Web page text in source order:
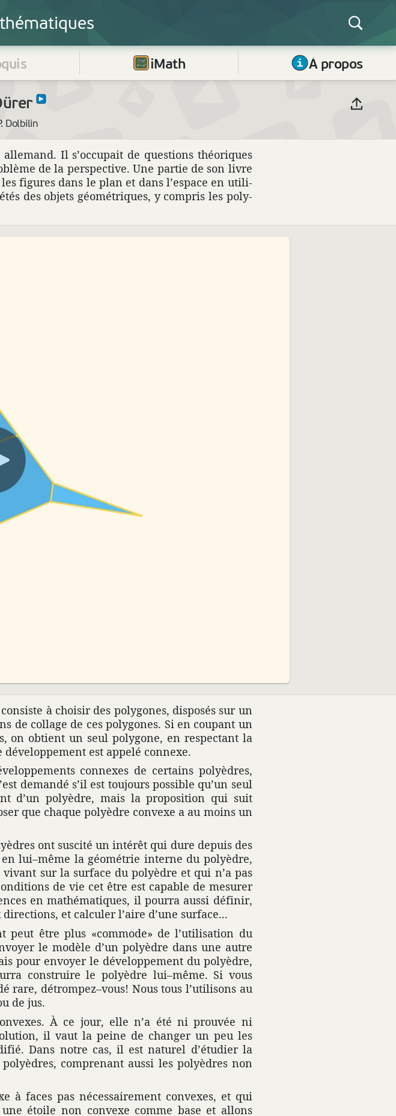
iMath À propos
Dolbilin
Il s’occu­pait de ques­tions théo­riques
de la pers­pec­tive. Une partie de son livre
figures dans le plan et dans l’espace en utili­
des objets géomé­triques, y compris les poly­
à choisir des poly­gones, disposés sur un
de collage de ces poly­gones. Si en coupant un
on obtient un seul poly­gone, en respec­tant la
est appelé connexe.
connexes de certains poly­èdres,
demandé s’il est toujours possible qu’un seul
d’un poly­èdre, mais la propo­si­tion qui suit
que chaque poly­èdre convexe a au moins un
ont suscité un intérêt qui dure depuis des
lui–même la géomé­trie interne du poly­èdre,
sur la surface du poly­èdre et qui n’a pas
de vie cet être est capable de mesurer
en mathé­ma­tiques, il pourra aussi définir,
et calculer l’aire d’une surface...
peut être plus «commode» de l’utili­sa­tion du
le modèle d’un poly­èdre dans une autre
pour envoyer le déve­lop­pe­ment du poly­èdre,
construire le poly­èdre lui–même. Si vous
rare, détrompez–vous! Nous tous l’utili­sons au
de jus.
À ce jour, elle n’a été ni prouvée ni
il vaut la peine de changer un peu les
Dans notre cas, il est naturel d’étudier la
compre­nant aussi les poly­èdres non
faces pas néces­sai­re­ment convexes, et qui
étoile non convexe comme base et allons